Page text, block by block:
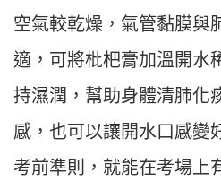
空氣較乾燥，氣管黏膜與
適，可將枇杷膏加溫開水
持濕潤，幫助身體清肺化
感，也可以讓開水口感變
考前準則，就能在考場上